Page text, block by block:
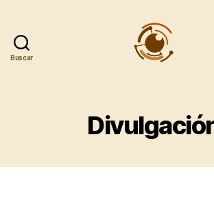
Buscar